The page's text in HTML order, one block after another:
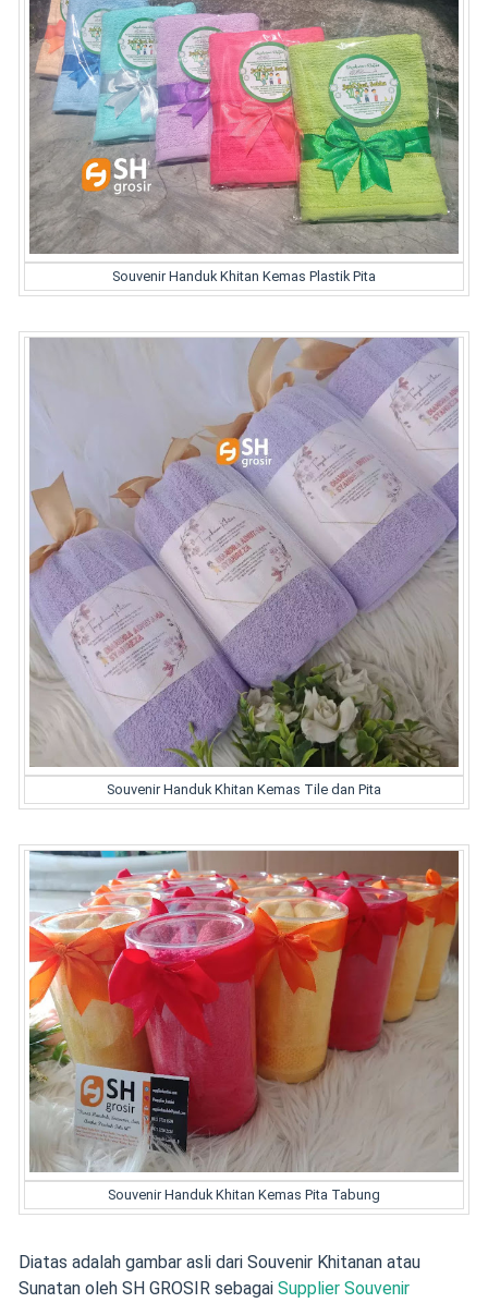
Souvenir Handuk Khitan Kemas Plastik Pita
Souvenir Handuk Khitan Kemas Tile dan Pita
Souvenir Handuk Khitan Kemas Pita Tabung
Diatas adalah gambar asli dari Souvenir Khitanan atau
Sunatan oleh SH GROSIR sebagai Supplier Souvenir